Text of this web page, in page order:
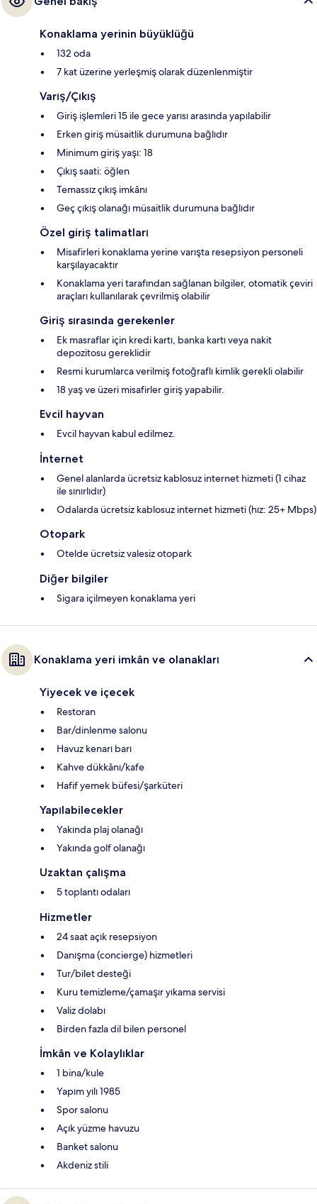
Konaklama yerinin büyüklüğü
132 oda
7 kat üzerine yerleşmiş olarak düzenlenmiştir
Varış/Çıkış
Giriş işlemleri 15 ile gece yarısı arasında yapılabilir
Erken giriş müsaitlik durumuna bağlıdır
Minimum giriş yaşı: 18
Çıkış saati: öğlen
Temassız çıkış imkânı
Geç çıkış olanağı müsaitlik durumuna bağlıdır
Özel giriş talimatları
Misafirleri konaklama yerine varışta resepsiyon personeli
karşılayacaktır
Konaklama yeri tarafından sağlanan bilgiler, otomatik çeviri
araçları kullanılarak çevrilmiş olabilir
Giriş sırasında gerekenler
Ek masraflar için kredi kartı, banka kartı veya nakit
depozitosu gereklidir
Resmi kurumlarca verilmiş fotoğraflı kimlik gerekli olabilir
18 yaş ve üzeri misafirler giriş yapabilir.
Evcil hayvan
Evcil hayvan kabul edilmez.
İnternet
Genel alanlarda ücretsiz kablosuz internet hizmeti (1 cihaz
ile sınırlıdır)
Odalarda ücretsiz kablosuz internet hizmeti (hız: 25+ Mbps)
Otopark
Otelde ücretsiz valesiz otopark
Diğer bilgiler
Sigara içilmeyen konaklama yeri
Konaklama yeri imkân ve olanakları
Yiyecek ve içecek
Restoran
Bar/dinlenme salonu
Havuz kenarı barı
Kahve dükkânı/kafe
Hafif yemek büfesi/şarküteri
Yapılabilecekler
Yakında plaj olanağı
Yakında golf olanağı
Uzaktan çalışma
5 toplantı odaları
Hizmetler
24 saat açık resepsiyon
Danışma (concierge) hizmetleri
Tur/bilet desteği
Kuru temizleme/çamaşır yıkama servisi
Valiz dolabı
Birden fazla dil bilen personel
İmkân ve Kolaylıklar
1 bina/kule
Yapım yılı 1985
Spor salonu
Açık yüzme havuzu
Banket salonu
Akdeniz stili